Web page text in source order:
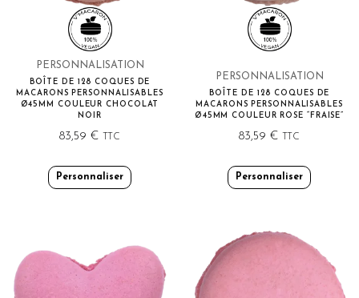
PERSONNALISATION
BOÎTE DE 128 COQUES DE
MACARONS PERSONNALISABLES
Ø45MM COULEUR CHOCOLAT
NOIR
83,59 € TTC
Personnaliser
PERSONNALISATION
BOÎTE DE 128 COQUES DE
MACARONS PERSONNALISABLES
Ø45MM COULEUR ROSE “FRAISE”
83,59 € TTC
Personnaliser